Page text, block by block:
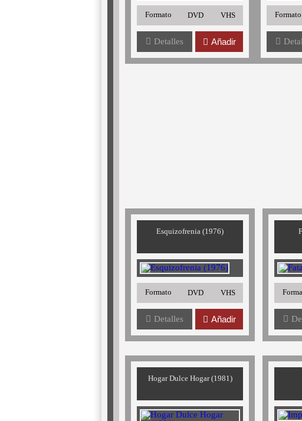
Formato DVD VHS
Detalles Añadir
Formato
Esquizofrenia (1976)
Formato DVD VHS
Detalles Añadir
Hogar Dulce Hogar (1981)